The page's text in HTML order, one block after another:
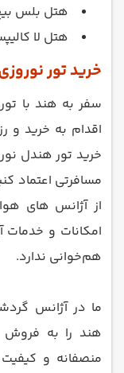
هتل بلس
هتل لا
خرید تور
سفر به هند با
اقدام به خرید و
مسافرتی اعتماد
از آژانس‌ های
امکانات و خدمات
هم‌خوانی ندارد.
ما در آژانس
هند را به فروش
منصفانه و